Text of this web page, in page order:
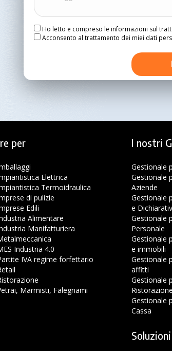
Ho letto e compreso le informazioni sul
Acconsento al trattamento dei miei dati
per
Elettrica
Termoidraulica
di pulizie
Edili
Alimentare
Manifatturiera
Industria 4.0
IVA regime forfettario
Marmisti, Falegnami
I nostri
Gestionale
Gestionale
Aziende
Gestionale
e
Gestionale
Personale
Gestionale
e immobili
Gestionale
affitti
Gestionale
Ristorazione
Gestionale
Cassa